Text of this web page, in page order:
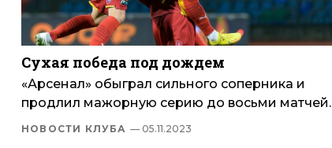
Сухая победа под дождем
«Арсенал» обыграл сильного соперника и
продлил мажорную серию до восьми матчей.
НОВОСТИ КЛУБА — 05.11.2023